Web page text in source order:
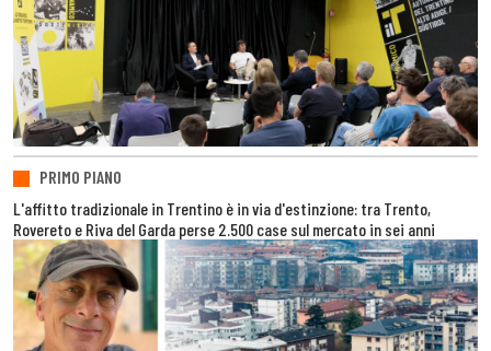
PRIMO PIANO
L'affitto tradizionale in Trentino è in via d'estinzione: tra Trento,
Rovereto e Riva del Garda perse 2.500 case sul mercato in sei anni